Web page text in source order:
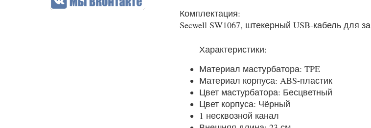
Комплектация:
Secwell SW1067, штекерный USB-кабель для
Характеристики:
Материал мастурбатора: TPE
Материал корпуса: ABS-пластик
Цвет мастурбатора: Бесцветный
Цвет корпуса: Чёрный
1 несквозной канал